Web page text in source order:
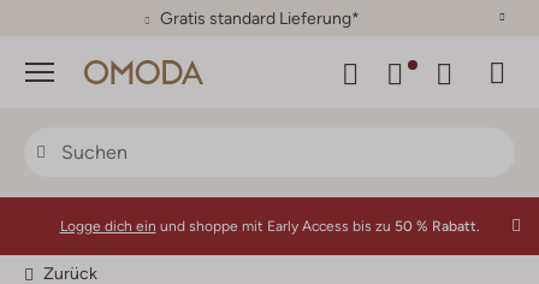
30 Tage Rückgaberecht
Menü
Logge dich ein und shoppe mit Early Access bis zu 50 % Rabatt.
Zurück